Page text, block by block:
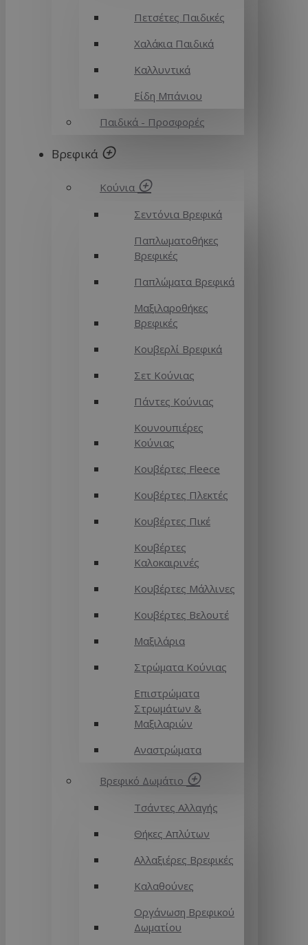
Πετσέτες Παιδικές
Χαλάκια Παιδικά
Καλλυντικά
Είδη Μπάνιου
Παιδικά - Προσφορές
Βρεφικά
Κούνια
Σεντόνια Βρεφικά
Παπλωματοθήκες
Βρεφικές
Παπλώματα Βρεφικά
Μαξιλαροθήκες
Βρεφικές
Κουβερλί Βρεφικά
Σετ Κούνιας
Πάντες Κούνιας
Κουνουπιέρες
Κούνιας
Κουβέρτες Fleece
Κουβέρτες Πλεκτές
Κουβέρτες Πικέ
Κουβέρτες
Καλοκαιρινές
Κουβέρτες Μάλλινες
Κουβέρτες Βελουτέ
Μαξιλάρια
Στρώματα Κούνιας
Επιστρώματα
Στρωμάτων &
Μαξιλαριών
Αναστρώματα
Βρεφικό Δωμάτιο
Τσάντες Αλλαγής
Θήκες Απλύτων
Αλλαξιέρες Βρεφικές
Καλαθούνες
Οργάνωση Βρεφικού
Δωματίου